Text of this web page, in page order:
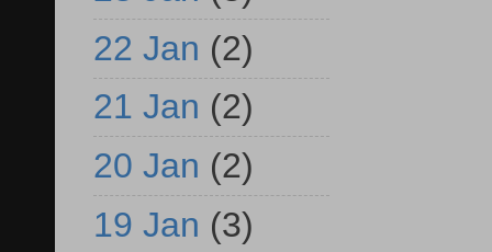
22 Jan (2)
21 Jan (2)
20 Jan (2)
19 Jan (3)